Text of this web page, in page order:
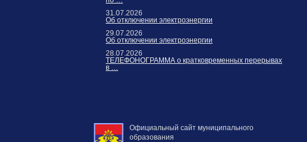
дер. Пеники, ул. Новая, д. 13,
31.07.2026
Об отключении электроэнергии
29.07.2026
Об отключении электроэнергии
28.07.2026
ТЕЛЕФОНОГРАММА о кратковременных перерывах
в …
Официальный сайт муниципального
образования